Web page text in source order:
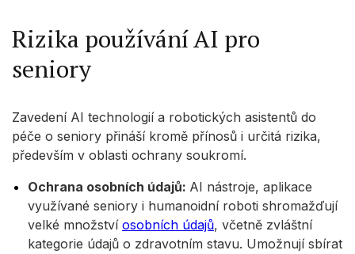
Rizika používání AI pro
seniory
Zavedení AI technologií a robotických asistentů do
péče o seniory přináší kromě přínosů i určitá rizika,
především v oblasti ochrany soukromí.
Ochrana osobních údajů: AI nástroje, aplikace
využívané seniory i humanoidní roboti shromažďují
velké množství osobních údajů, včetně zvláštní
kategorie údajů o zdravotním stavu. Umožnují sbírat